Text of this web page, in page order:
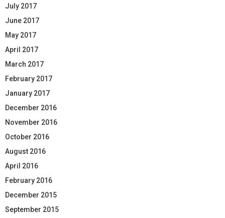
July 2017
June 2017
May 2017
April 2017
March 2017
February 2017
January 2017
December 2016
November 2016
October 2016
August 2016
April 2016
February 2016
December 2015
September 2015